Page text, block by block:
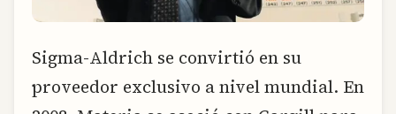
Sigma-Aldrich se convirtió en su
proveedor exclusivo a nivel mundial. En